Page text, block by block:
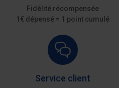
Fidélité récompensée
1€ dépensé = 1 point cumulé
Service client